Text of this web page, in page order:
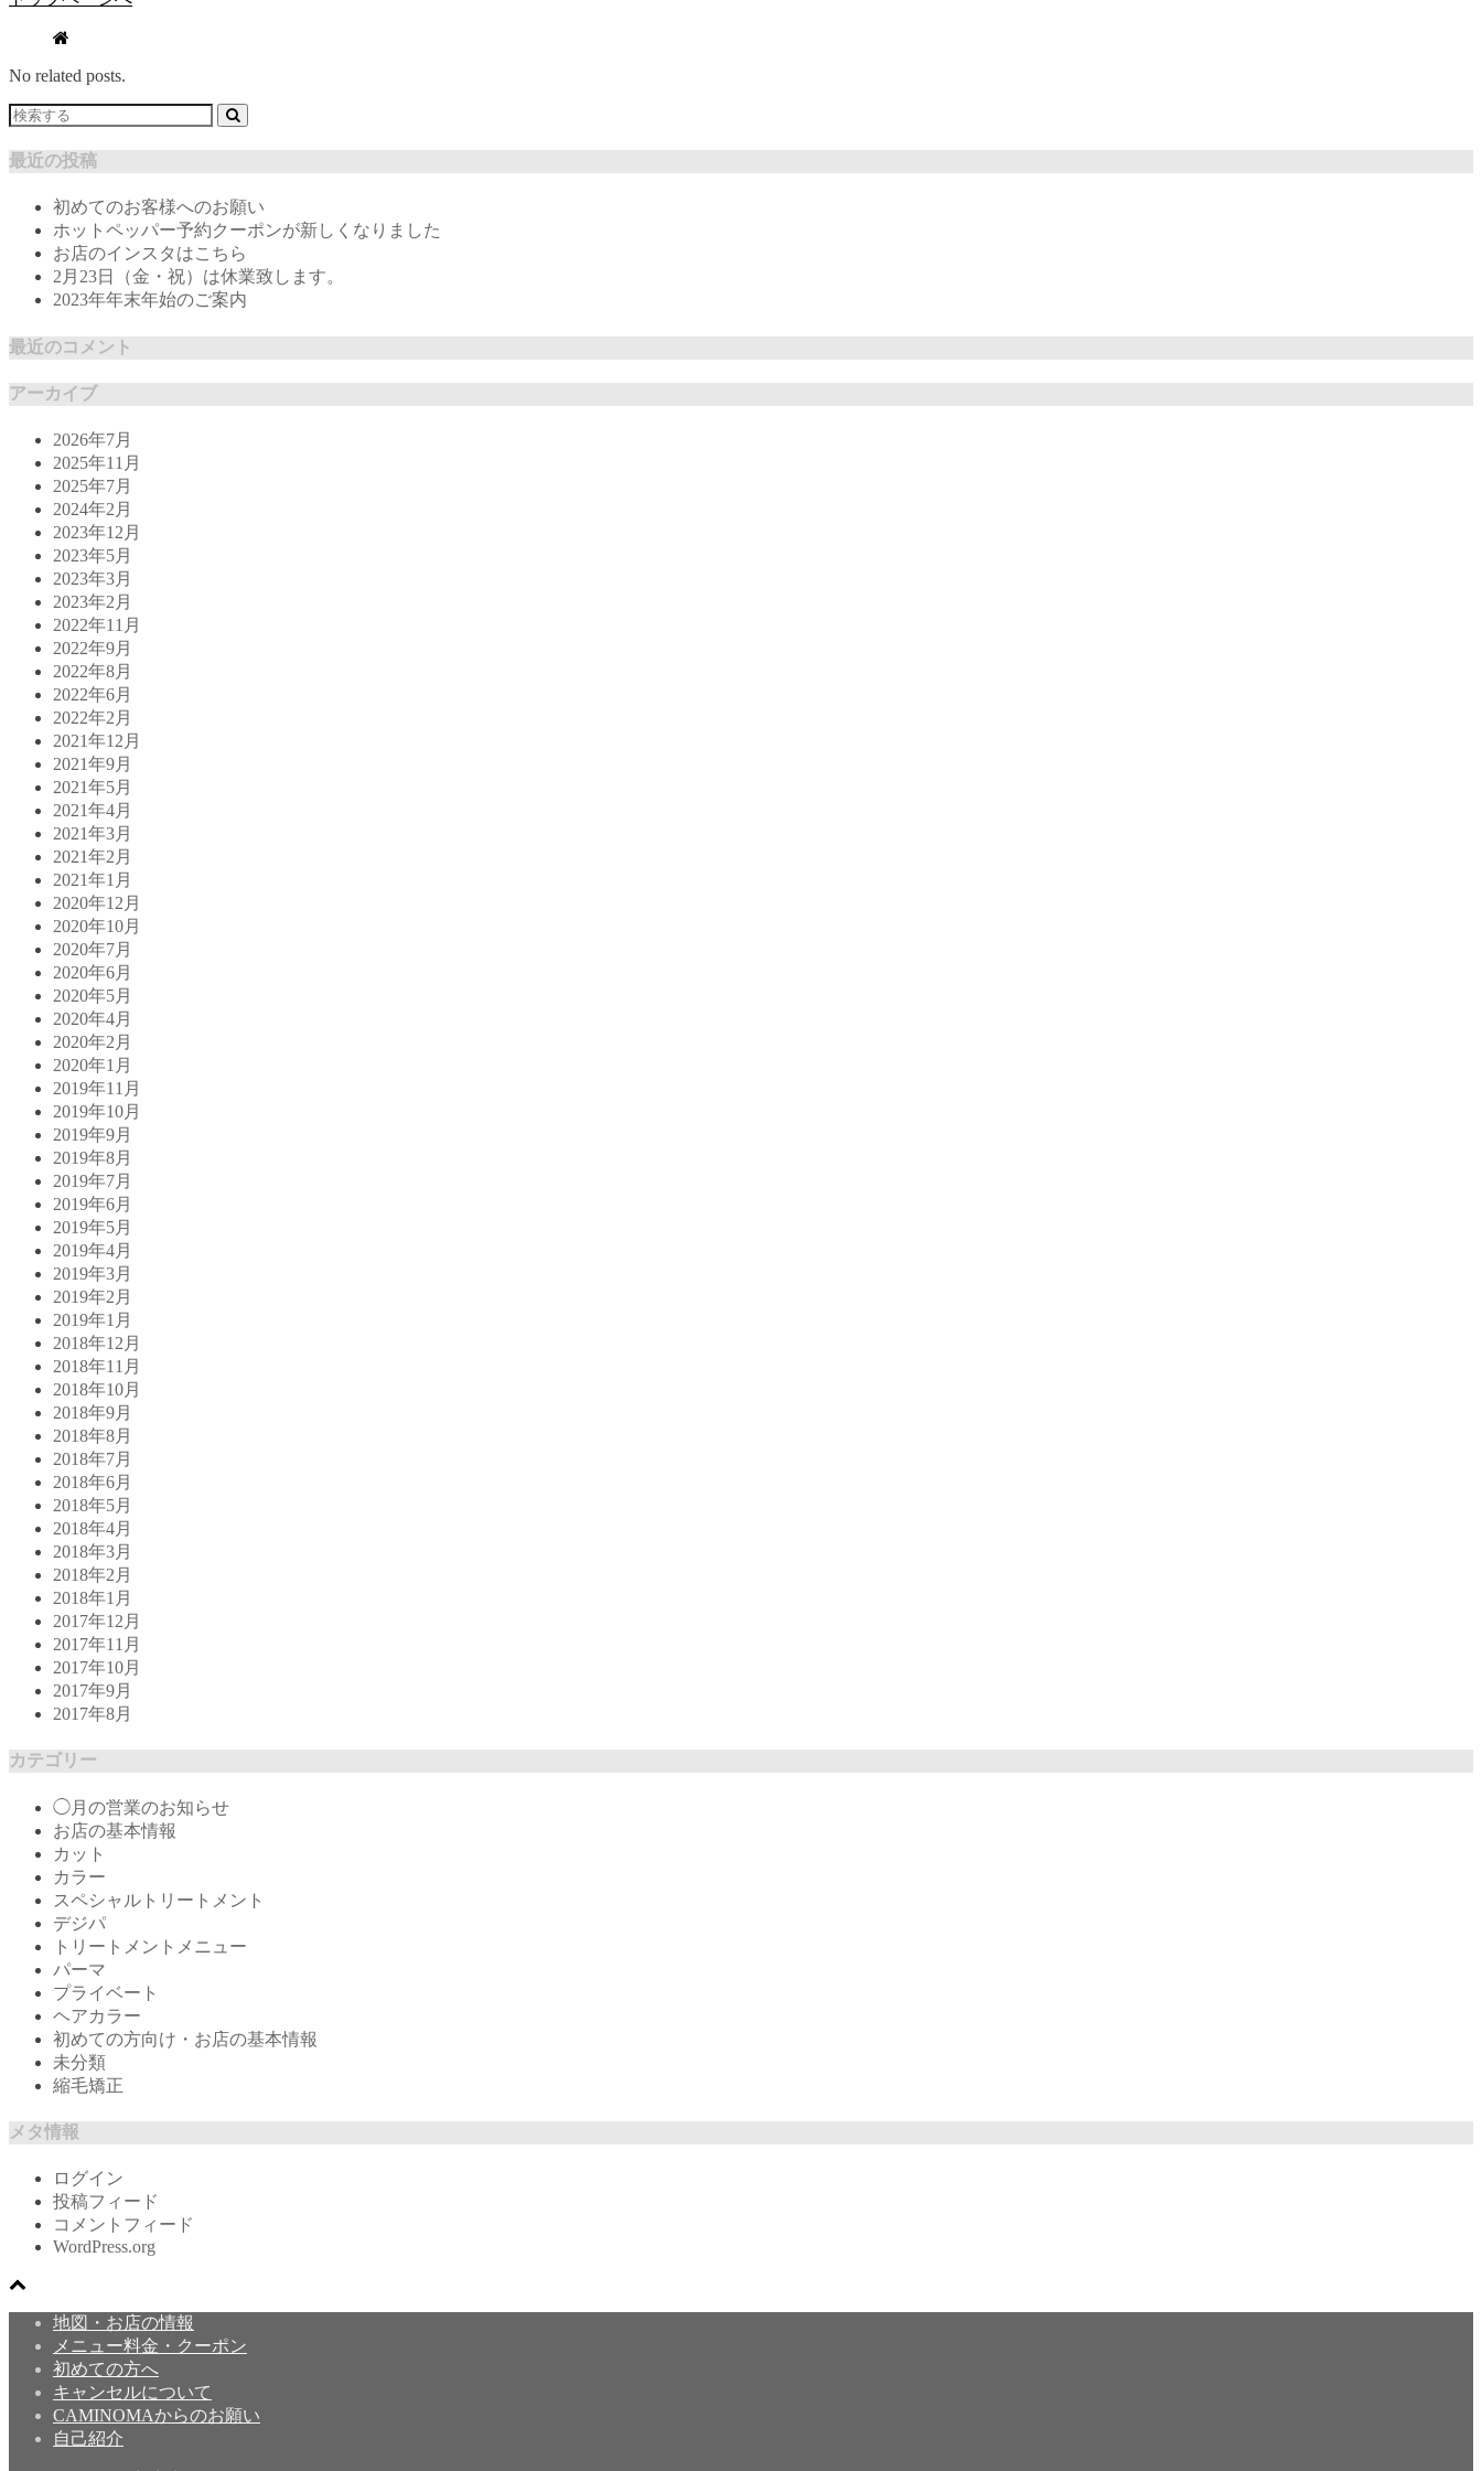
No related posts.
最近の投稿
初めてのお客様へのお願い
ホットペッパー予約クーポンが新しくなりました
お店のインスタはこちら
2月23日（金・祝）は休業致します。
2023年年末年始のご案内
最近のコメント
アーカイブ
2026年7月
2025年11月
2025年7月
2024年2月
2023年12月
2023年5月
2023年3月
2023年2月
2022年11月
2022年9月
2022年8月
2022年6月
2022年2月
2021年12月
2021年9月
2021年5月
2021年4月
2021年3月
2021年2月
2021年1月
2020年12月
2020年10月
2020年7月
2020年6月
2020年5月
2020年4月
2020年2月
2020年1月
2019年11月
2019年10月
2019年9月
2019年8月
2019年7月
2019年6月
2019年5月
2019年4月
2019年3月
2019年2月
2019年1月
2018年12月
2018年11月
2018年10月
2018年9月
2018年8月
2018年7月
2018年6月
2018年5月
2018年4月
2018年3月
2018年2月
2018年1月
2017年12月
2017年11月
2017年10月
2017年9月
2017年8月
カテゴリー
◯月の営業のお知らせ
お店の基本情報
カット
カラー
スペシャルトリートメント
デジパ
トリートメントメニュー
パーマ
プライベート
ヘアカラー
初めての方向け・お店の基本情報
未分類
縮毛矯正
メタ情報
ログイン
投稿フィード
コメントフィード
WordPress.org
地図・お店の情報
メニュー料金・クーポン
初めての方へ
キャンセルについて
CAMINOMAからのお願い
自己紹介